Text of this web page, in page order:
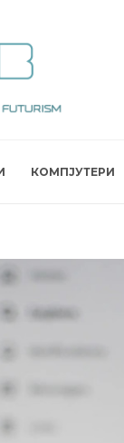
КОМПЈУТЕРИ